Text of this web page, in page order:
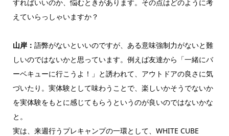
すればいいのか、悩むときがあります。その点はどのように考
えていらっしゃいますか？
山岸： 語弊がないといいのですが、ある意味強制力がないと難
しいのではないかと思っています。例えば友達から「一緒にバ
ーベキューに行こうよ！」と誘われて、アウトドアの良さに気
づいたり。実体験として味わうことで、楽しいかそうでないか
を実体験をもとに感じてもらうというのが良いのではないかな
と。
実は、来週行うプレキャンプの一環として、WHITE CUBE